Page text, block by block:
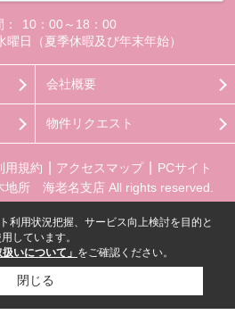
10：00～18：00
曜日（夏季休暇及び年末年始）
会社概要
物件リクエスト
用規約 アクセスマップ
PCサイト
地所 海老名支店 All rights reserved.
利用状況把握、サービス向上検討を目的と
しています。
いについて」 をご確認ください。
閉じる